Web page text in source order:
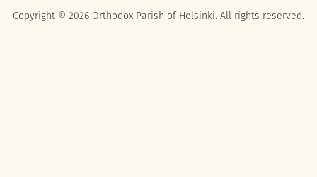
Copyright © 2026 Orthodox Parish of Helsinki. All rights reserved.